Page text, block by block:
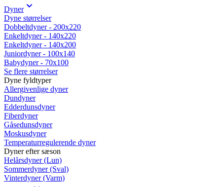
Dyner
Dyne størrelser
Dobbeltdyner - 200x220
Enkeltdyner - 140x220
Enkeltdyner - 140x200
Juniordyner - 100x140
Babydyner - 70x100
Se flere størrelser
Dyne fyldtyper
Allergivenlige dyner
Dundyner
Edderdunsdyner
Fiberdyner
Gåsedunsdyner
Moskusdyner
Temperaturregulerende dyner
Dyner efter sæson
Helårsdyner (Lun)
Sommerdyner (Sval)
Vinterdyner (Varm)